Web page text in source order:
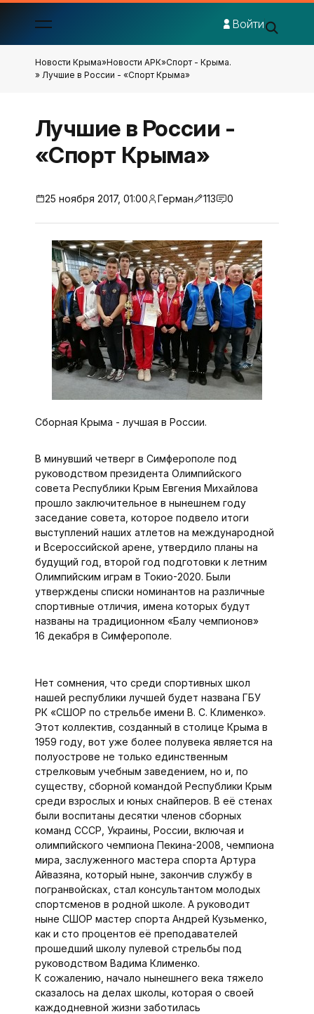
Войти
Новости Крыма»Новости АРК»Спорт - Крыма.
» Лучшие в России - «Спорт Крыма»
Лучшие в России -
«Спорт Крыма»
25 ноября 2017, 01:00 Герман 113 0
Сборная Крыма - лучшая в России.
В минувший четверг в Симферополе под
руководством президента Олимпийского
совета Республики Крым Евгения Михайлова
прошло заключительное в нынешнем году
заседание совета, которое подвело итоги
выступлений наших атлетов на международной
и Всероссийской арене, утвердило планы на
будущий год, второй год подготовки к летним
Олимпийским играм в Токио-2020. Были
утверждены списки номинантов на различные
спортивные отличия, имена которых будут
названы на традиционном «Балу чемпионов»
16 декабря в Симферополе.
Нет сомнения, что среди спортивных школ
нашей республики лучшей будет названа ГБУ
РК «СШОР по стрельбе имени В. С. Клименко».
Этот коллектив, созданный в столице Крыма в
1959 году, вот уже более полувека является на
полуострове не только единственным
стрелковым учебным заведением, но и, по
существу, сборной командой Республики Крым
среди взрослых и юных снайперов. В её стенах
были воспитаны десятки членов сборных
команд СССР, Украины, России, включая и
олимпийского чемпиона Пекина-2008, чемпиона
мира, заслуженного мастера спорта Артура
Айвазяна, который ныне, закончив службу в
погранвойсках, стал консультантом молодых
спортсменов в родной школе. А руководит
ныне СШОР мастер спорта Андрей Кузьменко,
как и сто процентов её преподавателей
прошедший школу пулевой стрельбы под
руководством Вадима Клименко.
К сожалению, начало нынешнего века тяжело
сказалось на делах школы, которая о своей
каждодневной жизни заботилась